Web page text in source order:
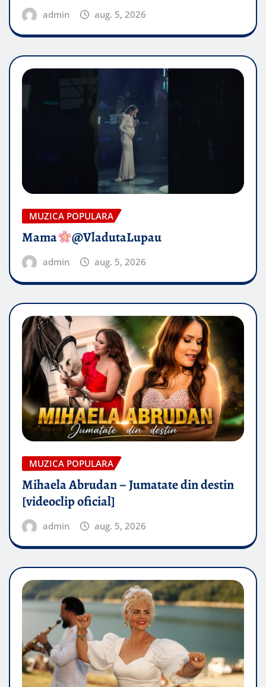
admin aug. 5, 2026
MUZICA POPULARA
Mama @VladutaLupau
admin aug. 5, 2026
MUZICA POPULARA
Mihaela Abrudan – Jumatate din destin
[videoclip oficial]
admin aug. 5, 2026